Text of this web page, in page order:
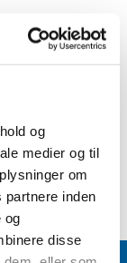
og
medier og til
om
inden
og
disse